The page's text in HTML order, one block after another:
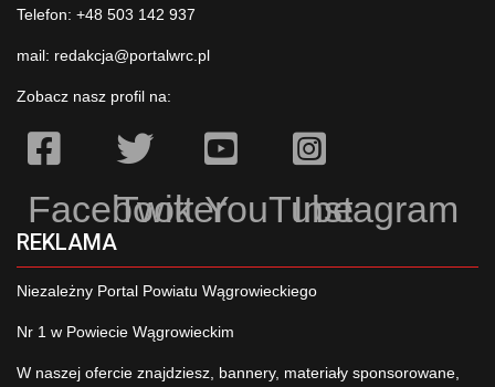
Telefon: +48 503 142 937
mail: redakcja@portalwrc.pl
Zobacz nasz profil na:
Facebook
TwitterYouTubeInstagram
REKLAMA
Niezależny Portal Powiatu Wągrowieckiego
Nr 1 w Powiecie Wągrowieckim
W naszej ofercie znajdziesz, bannery, materiały sponsorowane,